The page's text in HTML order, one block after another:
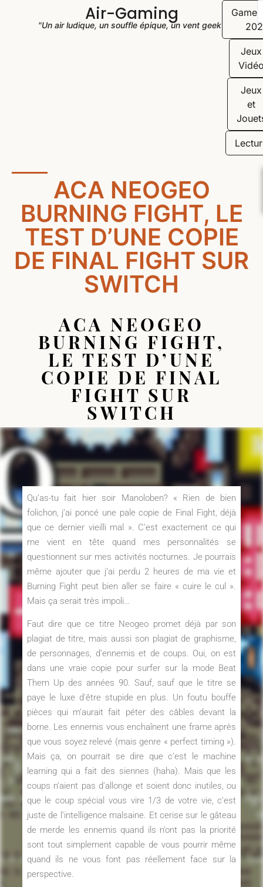
Air-Gaming
"Un air ludique, un souffle épique, un vent geek"
Jeux
Jeux
et
ACA NEOGEO
BURNING FIGHT, LE
TEST D’UNE COPIE
DE FINAL FIGHT SUR
SWITCH
ACA NEOGEO
BURNING FIGHT,
LE TEST D’UNE
COPIE DE FINAL
FIGHT SUR
SWITCH
Qu’as-tu fait hier soir Manoloben? « Rien de bien
folichon, j’ai poncé une pale copie de Final Fight, déjà
que ce dernier vieilli mal ». C’est exactement ce qui
me vient en tête quand mes personnalités se
questionnent sur mes activités nocturnes. Je pourrais
même ajouter que j’ai perdu 2 heures de ma vie et
Burning Fight peut bien aller se faire « cuire le cul ».
Mais ça serait très impoli…
Faut dire que ce titre Neogeo promet déjà par son
plagiat de titre, mais aussi son plagiat de graphisme,
de personnages, d’ennemis et de coups. Oui, on est
dans une vraie copie pour surfer sur la mode Beat
Them Up des années 90. Sauf, sauf que le titre se
paye le luxe d’être stupide en plus. Un foutu bouffe
pièces qui m’aurait fait péter des câbles devant la
borne. Les ennemis vous enchaînent une frame après
que vous soyez relevé (mais genre « perfect timing »).
Mais ça, on pourrait se dire que c’est le machine
learning qui a fait des siennes (haha). Mais que les
coups n’aient pas d’allonge et soient donc inutiles, ou
que le coup spécial vous vire 1/3 de votre vie, c’est
juste de l’intelligence malsaine. Et cerise sur le gâteau
de merde les ennemis quand ils n’ont pas la priorité
sont tout simplement capable de vous pourrir même
quand ils ne vous font pas réellement face sur la
perspective.